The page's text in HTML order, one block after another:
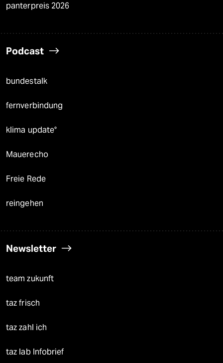
panterpreis 2026
Podcast
bundestalk
fernverbindung
klima update°
Mauerecho
Freie Rede
reingehen
Newsletter
team zukunft
taz frisch
taz zahl ich
taz lab Infobrief